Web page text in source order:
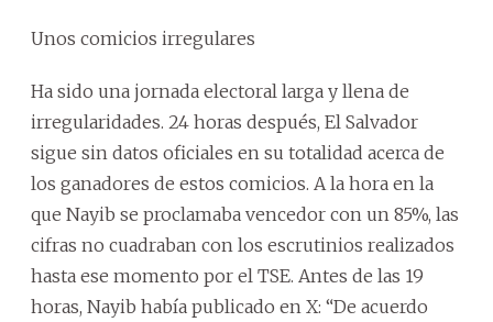
Unos comicios irregulares
Ha sido una jornada electoral larga y llena de
irregularidades. 24 horas después, El Salvador
sigue sin datos oficiales en su totalidad acerca de
los ganadores de estos comicios. A la hora en la
que Nayib se proclamaba vencedor con un 85%, las
cifras no cuadraban con los escrutinios realizados
hasta ese momento por el TSE. Antes de las 19
horas, Nayib había publicado en X: “De acuerdo